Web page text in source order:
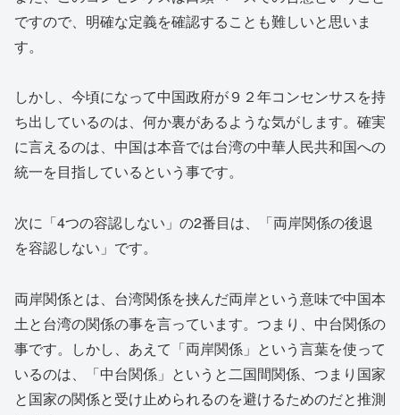
ですので、明確な定義を確認することも難しいと思いま
す。
しかし、今頃になって中国政府が９２年コンセンサスを持
ち出しているのは、何か裏があるような気がします。確実
に言えるのは、中国は本音では台湾の中華人民共和国への
統一を目指しているという事です。
次に「4つの容認しない」の2番目は、「両岸関係の後退
を容認しない」です。
両岸関係とは、台湾関係を挟んだ両岸という意味で中国本
土と台湾の関係の事を言っています。つまり、中台関係の
事です。しかし、あえて「両岸関係」という言葉を使って
いるのは、「中台関係」というと二国間関係、つまり国家
と国家の関係と受け止められるのを避けるためのだと推測